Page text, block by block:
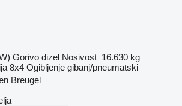
Gorivo dizel Nosivost 16.630 kg
8x4 Ogibljenje gibanj/pneumatski
Breugel